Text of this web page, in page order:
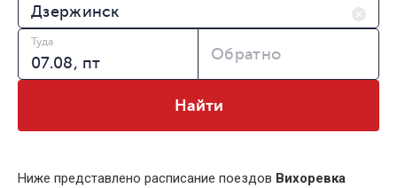
Туда
Обратно
Найти
Ниже представлено расписание поездов Вихоревка